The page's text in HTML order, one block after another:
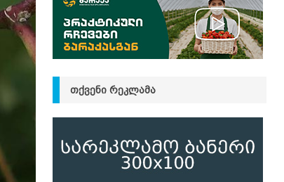
ᲗᲥᲕᲔᲜᲘ ᲠᲔᲙᲚᲐᲛᲐ